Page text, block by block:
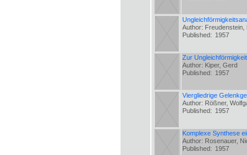
Author: Freudenstein,
Published: 1957
Zur
Author: Kiper, Gerd
Published: 1957
Viergliedrige
Author: Rößner,
Published: 1957
Komplexe Synthese
Author: Rosenauer,
Published: 1957